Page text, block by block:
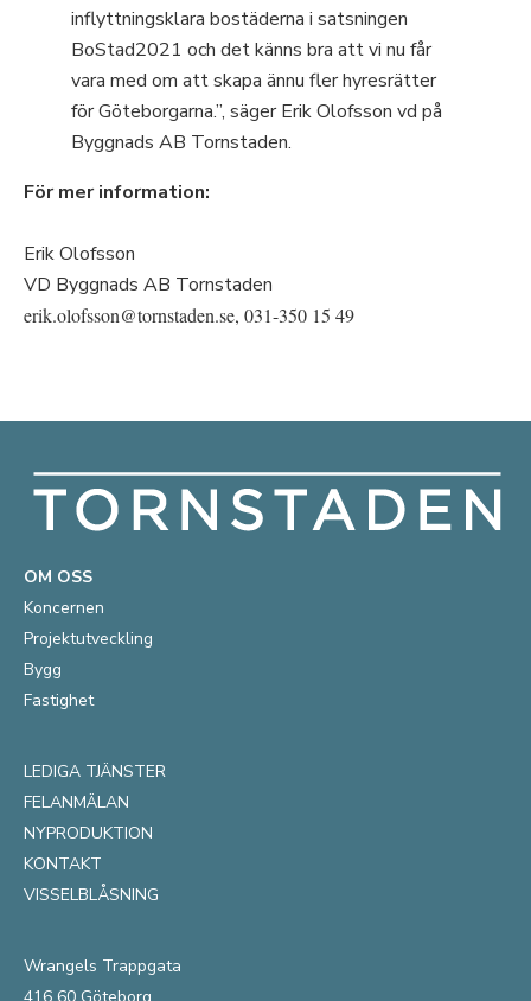
inflyttningsklara bostäderna i satsningen
BoStad2021 och det känns bra att vi nu får
vara med om att skapa ännu fler hyresrätter
för Göteborgarna.”, säger Erik Olofsson vd på
Byggnads AB Tornstaden.
För mer information:
Erik Olofsson
VD Byggnads AB Tornstaden
erik.olofsson@tornstaden.se, 031-350 15 49
OM OSS
Koncernen
Projektutveckling
Bygg
Fastighet
LEDIGA TJÄNSTER
FELANMÄLAN
NYPRODUKTION
KONTAKT
VISSELBLÅSNING
Wrangels Trappgata